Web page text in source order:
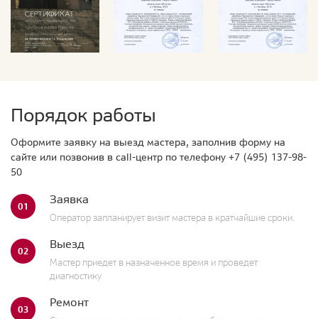
Порядок работы
Оформите заявку на выезд мастера, заполнив форму на
сайте или позвонив в call-центр по телефону +7 (495) 137-98-
50
01 Заявка
Оператор запланирует визит мастера в кратчайшие сроки.
02 Выезд
Мастер приедет в назначенное время и проведет
диагностику
03 Ремонт